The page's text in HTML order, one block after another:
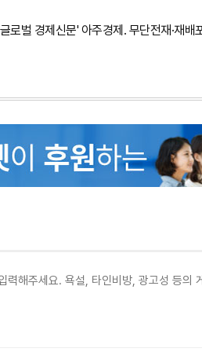
로벌 경제신문' 아주경제. 무단전재·재배